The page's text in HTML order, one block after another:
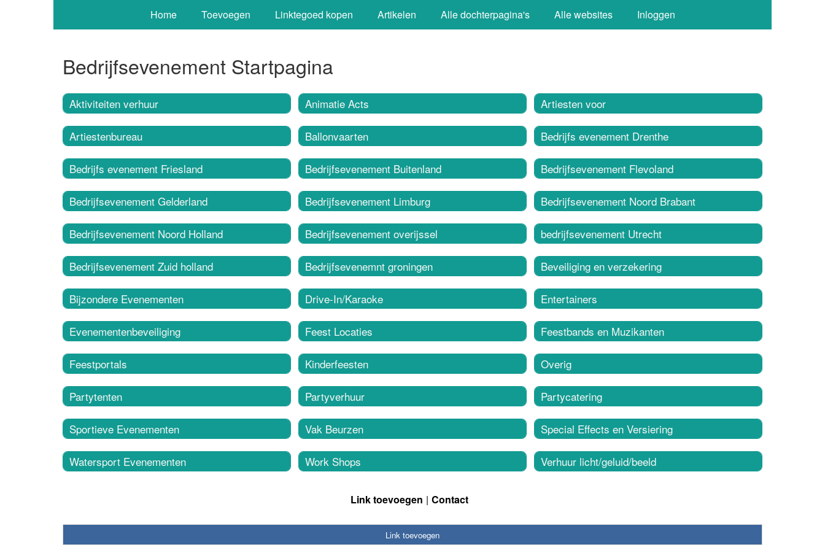
Home Toevoegen Linktegoed kopen Artikelen Alle dochterpagina's Alle websites Inloggen
Bedrijfsevenement Startpagina
Aktiviteiten verhuur
Artiestenbureau
Bedrijfs evenement Friesland
Bedrijfsevenement Gelderland
Bedrijfsevenement Noord Holland
Bedrijfsevenement Zuid holland
Bijzondere Evenementen
Evenementenbeveiliging
Feestportals
Partytenten
Sportieve Evenementen
Watersport Evenementen
Animatie Acts
Ballonvaarten
Bedrijfsevenement Buitenland
Bedrijfsevenement Limburg
Bedrijfsevenement overijssel
Bedrijfsevenemnt groningen
Drive-In/Karaoke
Feest Locaties
Kinderfeesten
Partyverhuur
Vak Beurzen
Work Shops
Artiesten voor
Bedrijfs evenement Drenthe
Bedrijfsevenement Flevoland
Bedrijfsevenement Noord Brabant
bedrijfsevenement Utrecht
Beveiliging en verzekering
Entertainers
Feestbands en Muzikanten
Overig
Partycatering
Special Effects en Versiering
Verhuur licht/geluid/beeld
Link toevoegen Contact
Link toevoegen